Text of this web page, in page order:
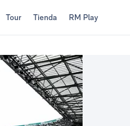
Tour Tienda RM Play